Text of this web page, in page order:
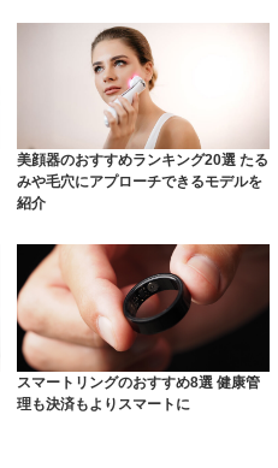
美顔器のおすすめランキング20選 たる
みや毛穴にアプローチできるモデルを
紹介
スマートリングのおすすめ8選 健康管
理も決済もよりスマートに